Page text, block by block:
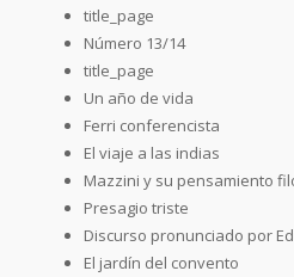
title_page
Número 13/14
title_page
Un año de vida
Ferri conferencista
El viaje a las indias
Mazzini y su pensamiento
Presagio triste
Discurso pronunciado por
El jardín del convento